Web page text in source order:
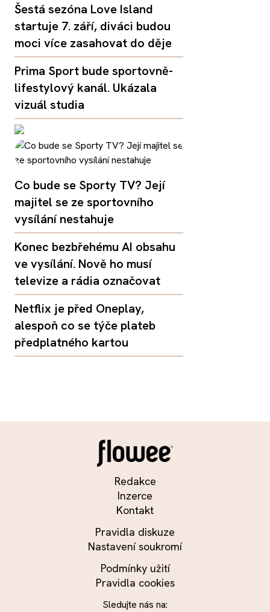
Šestá sezóna Love Island
startuje 7. září, diváci budou
moci více zasahovat do děje
Prima Sport bude sportovně-
lifestylový kanál. Ukázala
vizuál studia
Co bude se Sporty TV? Její
majitel se ze sportovního
vysílání nestahuje
Konec bezbřehému AI obsahu
ve vysílání. Nově ho musí
televize a rádia označovat
Netflix je před Oneplay,
alespoň co se týče plateb
předplatného kartou
Redakce
Inzerce
Kontakt
Pravidla diskuze
Nastavení soukromí
Podmínky užití
Pravidla cookies
Sledujte nás na: